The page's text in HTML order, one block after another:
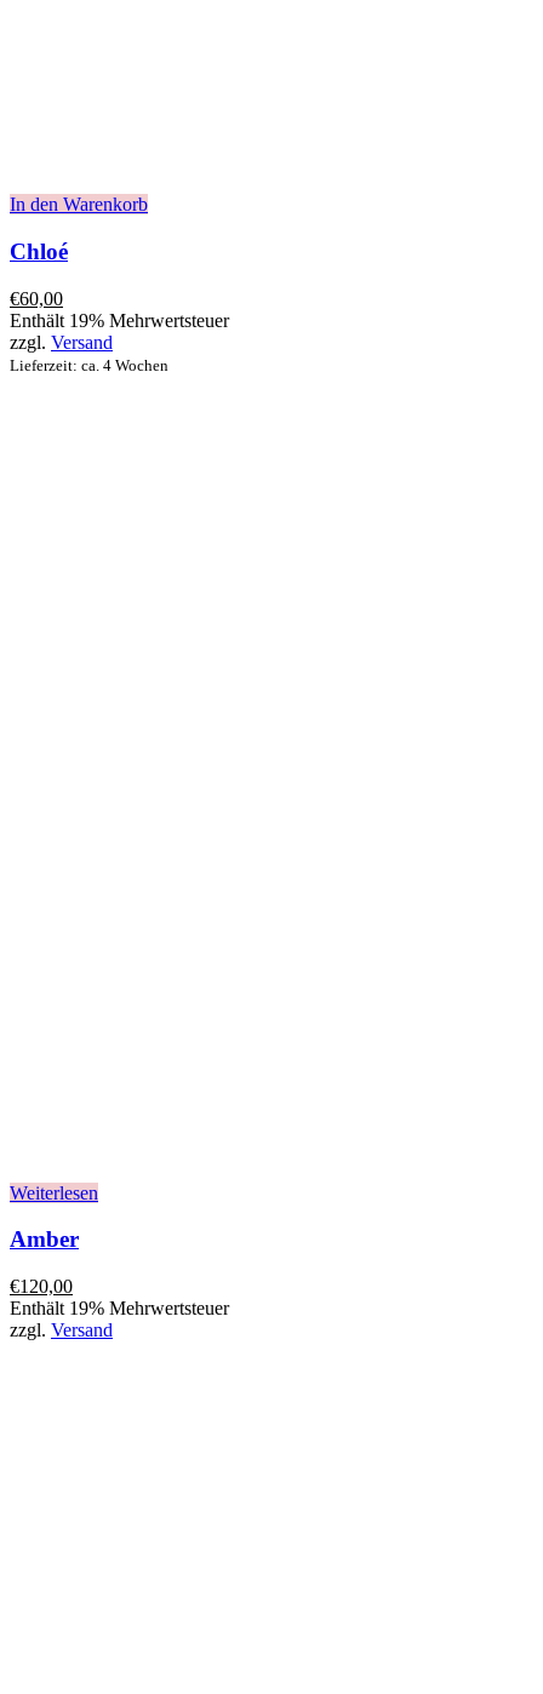
In den Warenkorb
Chloé
€60,00
Enthält 19% Mehrwertsteuer
zzgl. Versand
Lieferzeit: ca. 4 Wochen
Weiterlesen
Amber
€120,00
Enthält 19% Mehrwertsteuer
zzgl. Versand